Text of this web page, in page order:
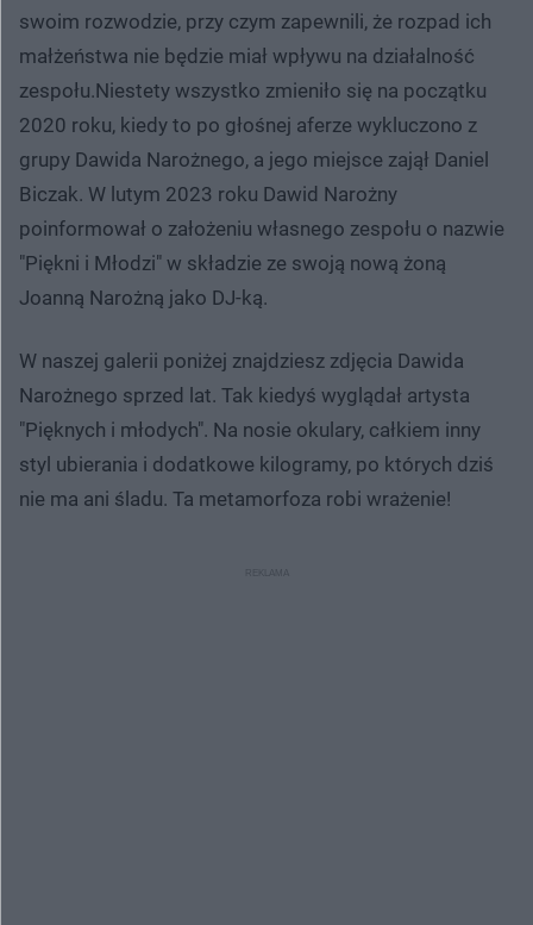
swoim rozwodzie, przy czym zapewnili, że rozpad ich
małżeństwa nie będzie miał wpływu na działalność
zespołu.Niestety wszystko zmieniło się na początku
2020 roku, kiedy to po głośnej aferze wykluczono z
grupy Dawida Narożnego, a jego miejsce zajął Daniel
Biczak. W lutym 2023 roku Dawid Narożny
poinformował o założeniu własnego zespołu o nazwie
"Piękni i Młodzi" w składzie ze swoją nową żoną
Joanną Narożną jako DJ-ką.
W naszej galerii poniżej znajdziesz zdjęcia Dawida
Narożnego sprzed lat. Tak kiedyś wyglądał artysta
"Pięknych i młodych". Na nosie okulary, całkiem inny
styl ubierania i dodatkowe kilogramy, po których dziś
nie ma ani śladu. Ta metamorfoza robi wrażenie!